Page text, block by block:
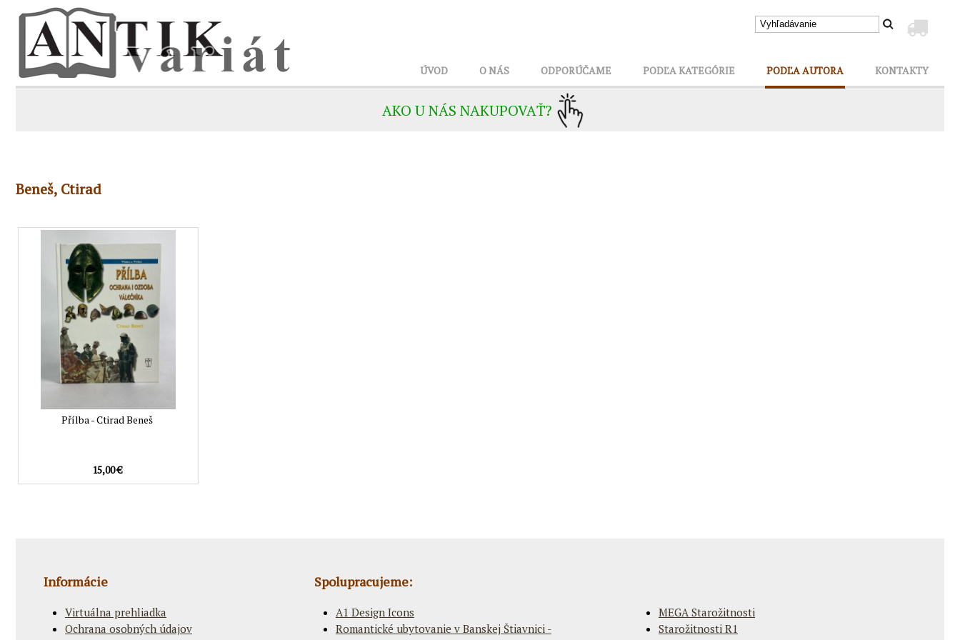
ÚVOD O NÁS ODPORÚČAME PODĽA KATEGÓRIE PODĽA AUTORA KONTAKTY
AKO U NÁS NAKUPOVAŤ?
Beneš, Ctirad
Přílba - Ctirad Beneš
15,00 €
Informácie
Virtuálna prehliadka
Ochrana osobných údajov
Spolupracujeme:
A1 Design Icons
Romantické ubytovanie v Banskej Štiavnici -
MEGA Starožitnosti
Starožitnosti R1